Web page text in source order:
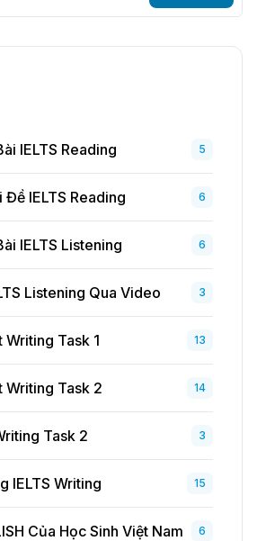
IELTS Reading 5
Đề IELTS Reading 6
IELTS Listening 6
Listening Qua Video 3
Writing Task 1 13
Writing Task 2 14
Task 2 3
IELTS Writing 15
Của Học Sinh Việt Nam 6